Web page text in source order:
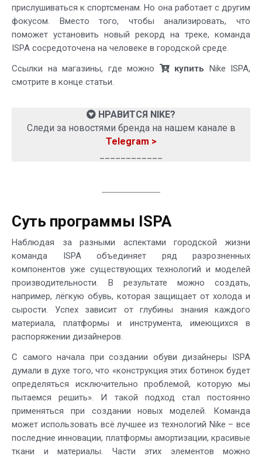
прислушиваться к спортсменам. Но она работает с другим
фокусом. Вместо того, чтобы анализировать, что
поможет установить новый рекорд на треке, команда
ISPA сосредоточена на человеке в городской среде.
Ссылки на магазины, где можно
купить Nike ISPA,
смотрите в конце статьи.
НРАВИТСЯ NIKE?
Следи за новостями бренда на нашем канале в
Telegram >
Суть программы ISPA
Наблюдая за разными аспектами городской жизни
команда ISPA объединяет ряд разрозненных
компонентов уже существующих технологий и моделей
производительности. В результате можно создать,
например, лёгкую обувь, которая защищает от холода и
сырости. Успех зависит от глубины знания каждого
материала, платформы и инструмента, имеющихся в
распоряжении дизайнеров.
С самого начала при создании обуви дизайнеры ISPA
думали в духе того, что «конструкция этих ботинок будет
определяться исключительно проблемой, которую мы
пытаемся решить». И такой подход стал постоянно
применяться при создании новых моделей. Команда
может использовать всё лучшее из технологий Nike – все
последние инновации, платформы амортизации, красивые
ткани и материалы. Части этих элементов можно